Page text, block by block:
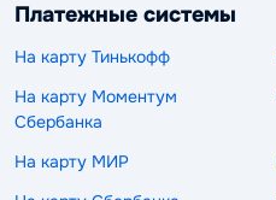
Платежные системы
На карту Тинькофф
На карту Моментум
Сбербанка
На карту МИР